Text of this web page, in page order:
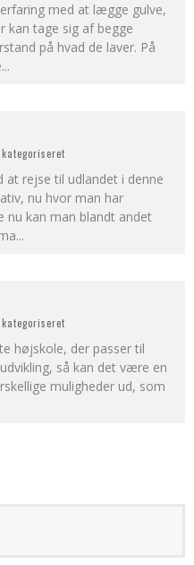
med at lægge gulve,
kan tage sig af begge
på hvad de laver. På
...
at rejse til udlandet i denne
nu hvor man har
nu kan man blandt andet
...
højskole, der passer til
så kan det være en
muligheder ud, som